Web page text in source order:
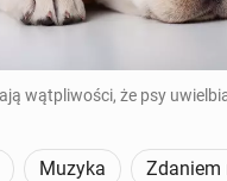
wątpliwości, że psy
Muzyka Zdaniem